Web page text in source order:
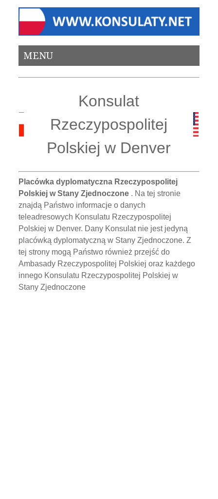
MENU
Konsulat
Rzeczypospolitej
Polskiej w Denver
Placówka dyplomatyczna Rzeczypospolitej
Polskiej w Stany Zjednoczone . Na tej stronie
znajdą Państwo informacje o danych
teleadresowych Konsulatu Rzeczypospolitej
Polskiej w Denver. Dany Konsulat nie jest jedyną
placówką dyplomatyczną w Stany Zjednoczone. Z
tej strony mogą Państwo również przejść do
Ambasady Rzeczypospolitej Polskiej oraz każdego
innego Konsulatu Rzeczypospolitej Polskiej w
Stany Zjednoczone